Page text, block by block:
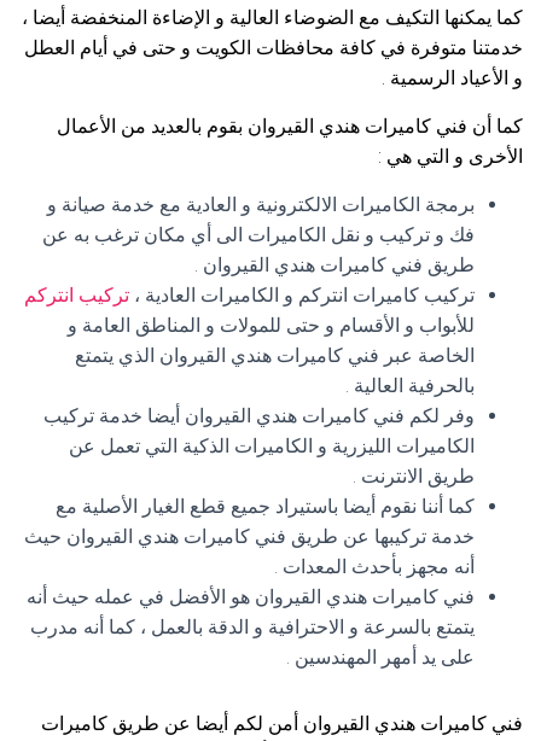
كما يمكنها التكيف مع الضوضاء العالية و الإضاءة المنخفضة أيضا ،
خدمتنا متوفرة في كافة محافظات الكويت و حتى في أيام العطل
و الأعياد الرسمية .
كما أن فني كاميرات هندي القيروان بقوم بالعديد من الأعمال
الأخرى و التي هي :
برمجة الكاميرات الالكترونية و العادية مع خدمة صيانة و
فك و تركيب و نقل الكاميرات الى أي مكان ترغب به عن
طريق فني كاميرات هندي القيروان .
تركيب كاميرات انتركم و الكاميرات العادية ، تركيب انتركم
للأبواب و الأقسام و حتى للمولات و المناطق العامة و
الخاصة عبر فني كاميرات هندي القيروان الذي يتمتع
بالحرفية العالية .
وفر لكم فني كاميرات هندي القيروان أيضا خدمة تركيب
الكاميرات الليزرية و الكاميرات الذكية التي تعمل عن
طريق الانترنت .
كما أننا نقوم أيضا باستيراد جميع قطع الغيار الأصلية مع
خدمة تركيبها عن طريق فني كاميرات هندي القيروان حيث
أنه مجهز بأحدث المعدات .
فني كاميرات هندي القيروان هو الأفضل في عمله حيث أنه
يتمتع بالسرعة و الاحترافية و الدقة بالعمل ، كما أنه مدرب
على يد أمهر المهندسين .
فني كاميرات هندي القيروان أمن لكم أيضا عن طريق كاميرات